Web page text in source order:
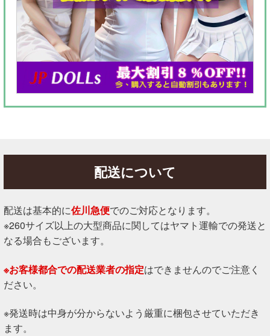
配送について
配送は基本的に佐川急便でのご対応となります。
※260サイズ以上の大型商品に関してはヤマト運輸での発送と
なる場合もございます。
※お客様都合での配送業者の指定はできませんのでご注意く
ださい。
※発送時は中身が分からないよう厳重に梱包させていただき
ます。